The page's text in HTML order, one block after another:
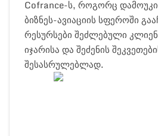
Cofrance-ს, როგორც
ბიზნეს-ავიაციის სფეროში
რესურსები შეძლებული
იჯარისა და შეძენის
შესასრულებლად.